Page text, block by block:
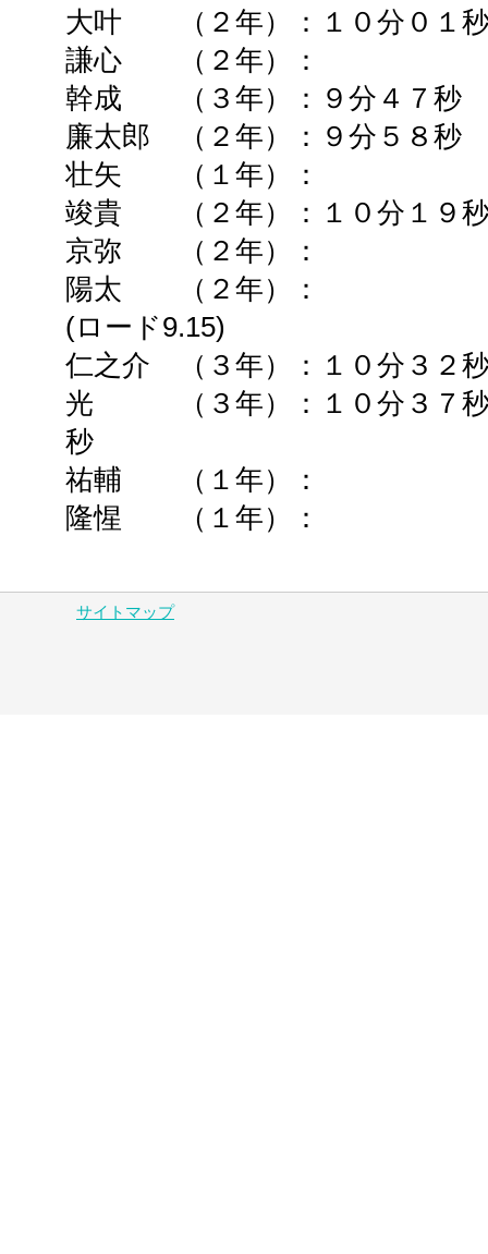
大叶 （２年）：１０分０１
謙心 （２年）： ➡
幹成 （３ 年）：９分４７
廉太郎 （２年）：９分５８
壮矢 （１年）： ➡
竣貴 （２年）：１０分１９
京弥 （２年）： ➡
陽太 （２年）： ➡
(ロード9.15)
仁之介 （３年）：１０分３
光 （３年）：
１０分３７
秒
祐輔 （１年）： ➡
隆惺 （１年）： ➡
サイトマップ